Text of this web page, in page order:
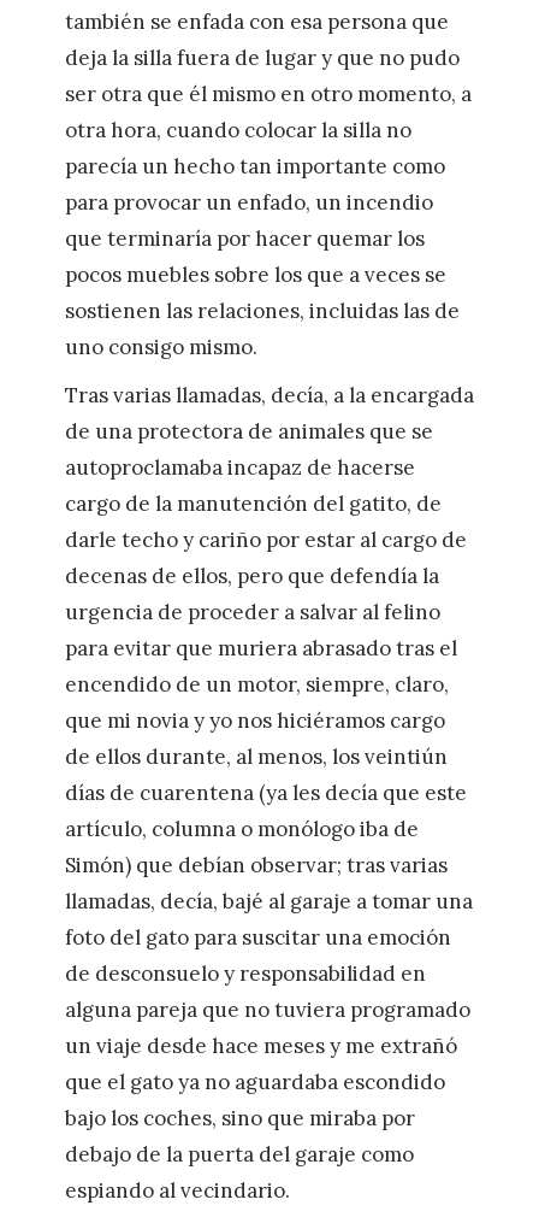
también se enfada con esa persona que
deja la silla fuera de lugar y que no pudo
ser otra que él mismo en otro momento, a
otra hora, cuando colocar la silla no
parecía un hecho tan importante como
para provocar un enfado, un incendio
que terminaría por hacer quemar los
pocos muebles sobre los que a veces se
sostienen las relaciones, incluidas las de
uno consigo mismo.
Tras varias llamadas, decía, a la encargada
de una protectora de animales que se
autoproclamaba incapaz de hacerse
cargo de la manutención del gatito, de
darle techo y cariño por estar al cargo de
decenas de ellos, pero que defendía la
urgencia de proceder a salvar al felino
para evitar que muriera abrasado tras el
encendido de un motor, siempre, claro,
que mi novia y yo nos hiciéramos cargo
de ellos durante, al menos, los veintiún
días de cuarentena (ya les decía que este
artículo, columna o monólogo iba de
Simón) que debían observar; tras varias
llamadas, decía, bajé al garaje a tomar una
foto del gato para suscitar una emoción
de desconsuelo y responsabilidad en
alguna pareja que no tuviera programado
un viaje desde hace meses y me extrañó
que el gato ya no aguardaba escondido
bajo los coches, sino que miraba por
debajo de la puerta del garaje como
espiando al vecindario.